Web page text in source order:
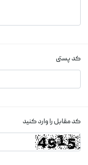
کد پستی
کد مقابل را وارد کنید